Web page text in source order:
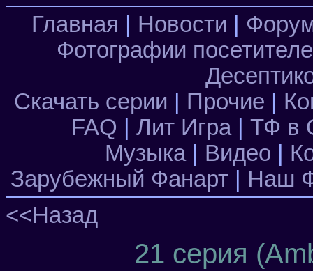
Главная Новости
Фотографии
Скачать серии
Прочие
FAQ
Лит Игра| ТФ в
Музыка| Видео
Зарубежный Фанарт
Наш
<<Назад
21 серия